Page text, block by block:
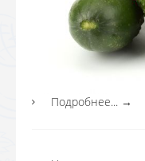
Подробнее... →